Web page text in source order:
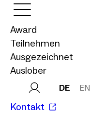
Award
Teilnehmen
Ausgezeichnet
Auslober
DE EN
Kontakt